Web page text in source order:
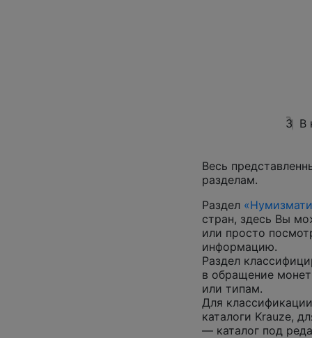
3 В
Весь
разделам.
Раздел
стран, здесь Вы
или просто
информацию.
Раздел
в обращение
или типам.
Для
каталоги Krauze,
— каталог под